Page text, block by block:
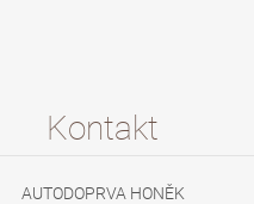
Kontakt
AUTODOPRVA HONĚK